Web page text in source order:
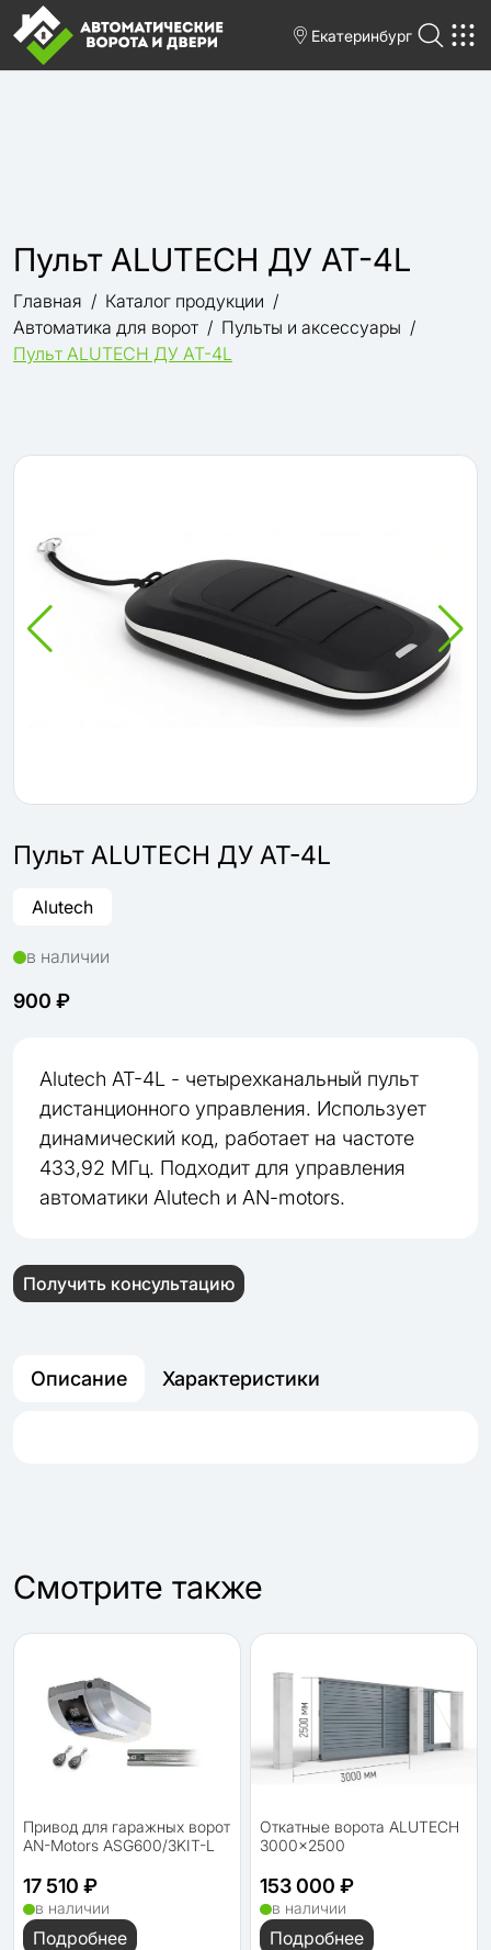
Екатеринбург
Пульт ALUTECH ДУ AT-4L
Главная
Каталог продукции
Автоматика для ворот
Пульты и аксессуары
Пульт ALUTECH ДУ AT-4L
Пульт ALUTECH ДУ AT-4L
Alutech
в наличии
900 ₽
Alutech AT-4L - четырехканальный пульт
дистанционного управления. Использует
динамический код, работает на частоте
433,92 МГц. Подходит для управления
автоматики Alutech и AN-motors.
Получить консультацию
Описание Характеристики
Cмотрите также
Привод для гаражных ворот
AN-Motors ASG600/3KIT-L
17 510 ₽
в наличии
Подробнее
Откатные ворота ALUTECH
3000×2500
153 000 ₽
в наличии
Подробнее